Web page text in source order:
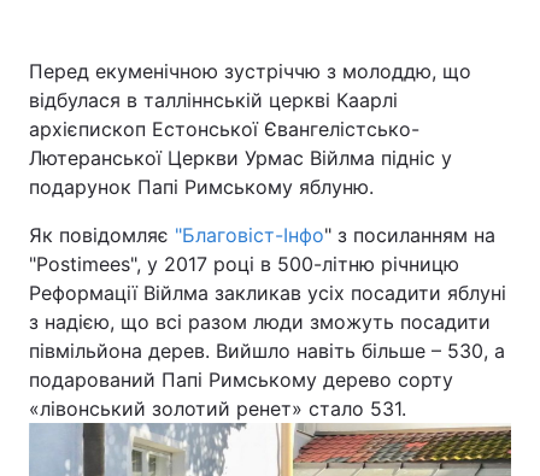
Київ Львів
Дніпро Харків
Спорт Наука
Техно і зв'язок Лайт
Зброя Інциденти
Перед екуменічною зустріччю з молоддю, що
відбулася в талліннській церкві Каарлі
архієпископ Естонської Євангелістсько-
Лютеранської Церкви Урмас Війлма підніс у
подарунок Папі Римському яблуню.
Як повідомляє "Благовіст-Інфо" з посиланням на
"Postimees", у 2017 році в 500-літню річницю
Реформації Війлма закликав усіх посадити яблуні
з надією, що всі разом люди зможуть посадити
півмільйона дерев. Вийшло навіть більше – 530, а
подарований Папі Римському дерево сорту
«лівонський золотий ренет» стало 531.